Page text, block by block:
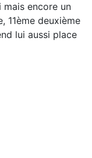
encore un
11ème deuxième
lui aussi place